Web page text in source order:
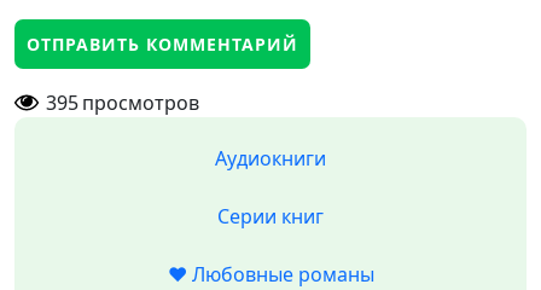
395просмотров
Аудиокниги
Серии книг
❤️ Любовные романы